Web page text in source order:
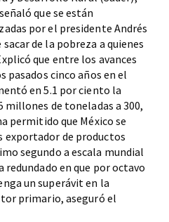
que se están
por el presidente Andrés
de la pobreza a quienes
que entre los avances
pasados cinco años en el
en 5.1 por ciento la
millones de toneladas a 300,
permitido que México se
exportador de productos
segundo a escala mundial
redundado en que por octavo
un superávit en la
primario, aseguró el